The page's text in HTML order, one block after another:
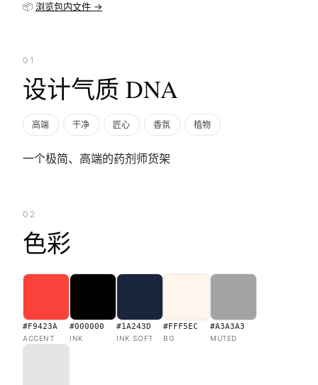
📦 浏览包内文件 →
01
设计气质 DNA
高端 干净 匠心 香氛 植物
一个极简、高端的药剂师货架
02
色彩
#F9423A
ACCENT
#000000
INK
#1A243D
INK SOFT
#FFF5EC
BG
#A3A3A3
MUTED